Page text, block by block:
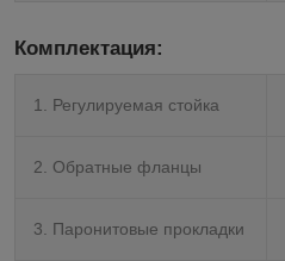
Комплектация:
1. Регулируемая стойка
2. Обратные фланцы
3. Паронитовые прокладки